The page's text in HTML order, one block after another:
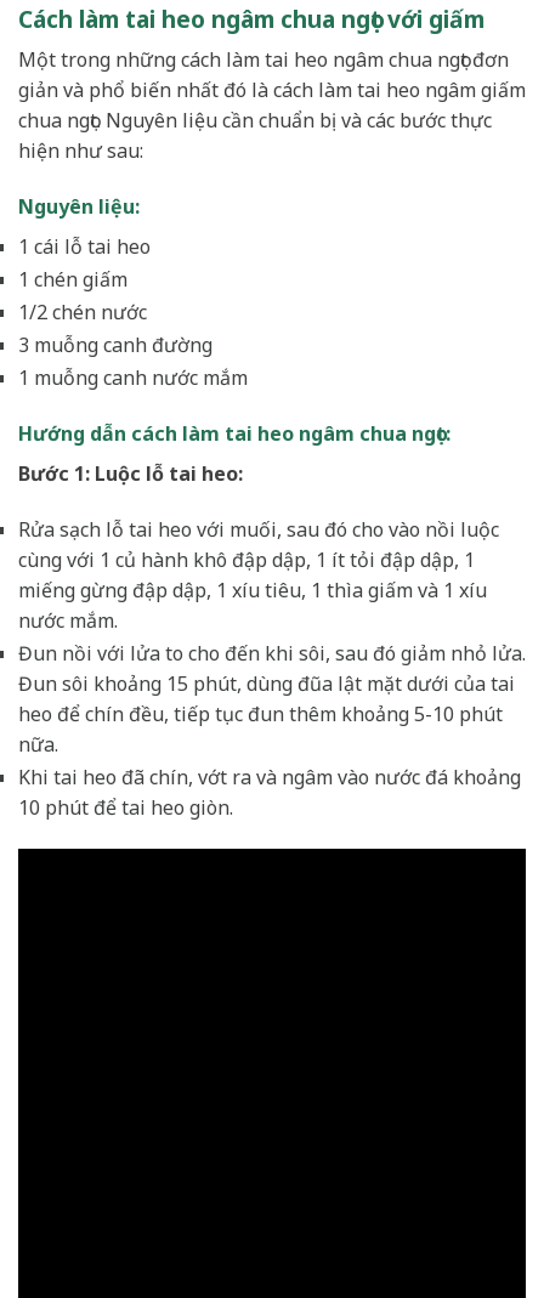
Cách làm tai heo ngâm chua ngọt với giấm
Một trong những cách làm tai heo ngâm chua ngọt đơn
giản và phổ biến nhất đó là cách làm tai heo ngâm giấm
chua ngọt. Nguyên liệu cần chuẩn bị và các bước thực
hiện như sau:
Nguyên liệu:
1 cái lỗ tai heo
1 chén giấm
1/2 chén nước
3 muỗng canh đường
1 muỗng canh nước mắm
Hướng dẫn cách làm tai heo ngâm chua ngọt:
Bước 1: Luộc lỗ tai heo:
Rửa sạch lỗ tai heo với muối, sau đó cho vào nồi luộc
cùng với 1 củ hành khô đập dập, 1 ít tỏi đập dập, 1
miếng gừng đập dập, 1 xíu tiêu, 1 thìa giấm và 1 xíu
nước mắm.
Đun nồi với lửa to cho đến khi sôi, sau đó giảm nhỏ lửa.
Đun sôi khoảng 15 phút, dùng đũa lật mặt dưới của tai
heo để chín đều, tiếp tục đun thêm khoảng 5-10 phút
nữa.
Khi tai heo đã chín, vớt ra và ngâm vào nước đá khoảng
10 phút để tai heo giòn.